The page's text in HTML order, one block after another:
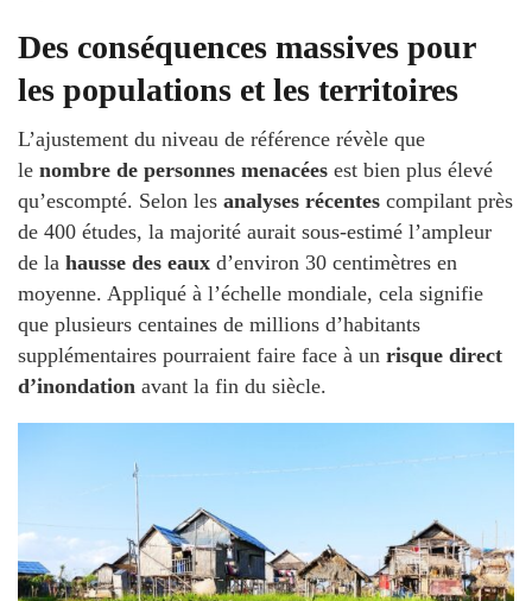
Des conséquences massives pour
les populations et les territoires
L’ajustement du niveau de référence révèle que
le nombre de personnes menacées est bien plus élevé
qu’escompté. Selon les analyses récentes compilant près
de 400 études, la majorité aurait sous-estimé l’ampleur
de la hausse des eaux d’environ 30 centimètres en
moyenne. Appliqué à l’échelle mondiale, cela signifie
que plusieurs centaines de millions d’habitants
supplémentaires pourraient faire face à un risque direct
d’inondation avant la fin du siècle.